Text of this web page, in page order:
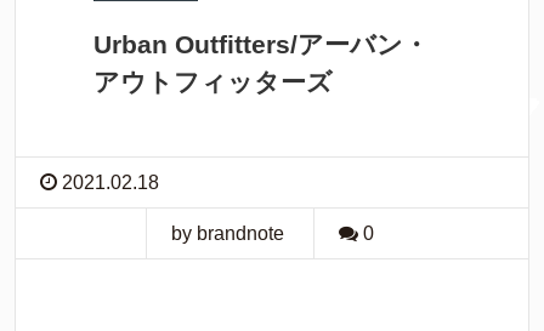
Urban Outfitters/アーバン・
アウトフィッターズ
2021.02.18
by brandnote 0